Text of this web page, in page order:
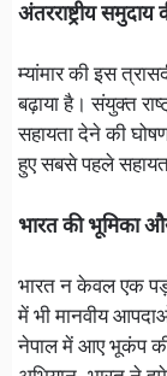
अंतरराष्ट्रीय
म्यांमार की इस
बढ़ाया है। संयुक्त
सहायता देने की
हुए सबसे पहले
भारत की भूमिका
भारत न केवल एक
में भी मानवीय
नेपाल में आए भूकंप की